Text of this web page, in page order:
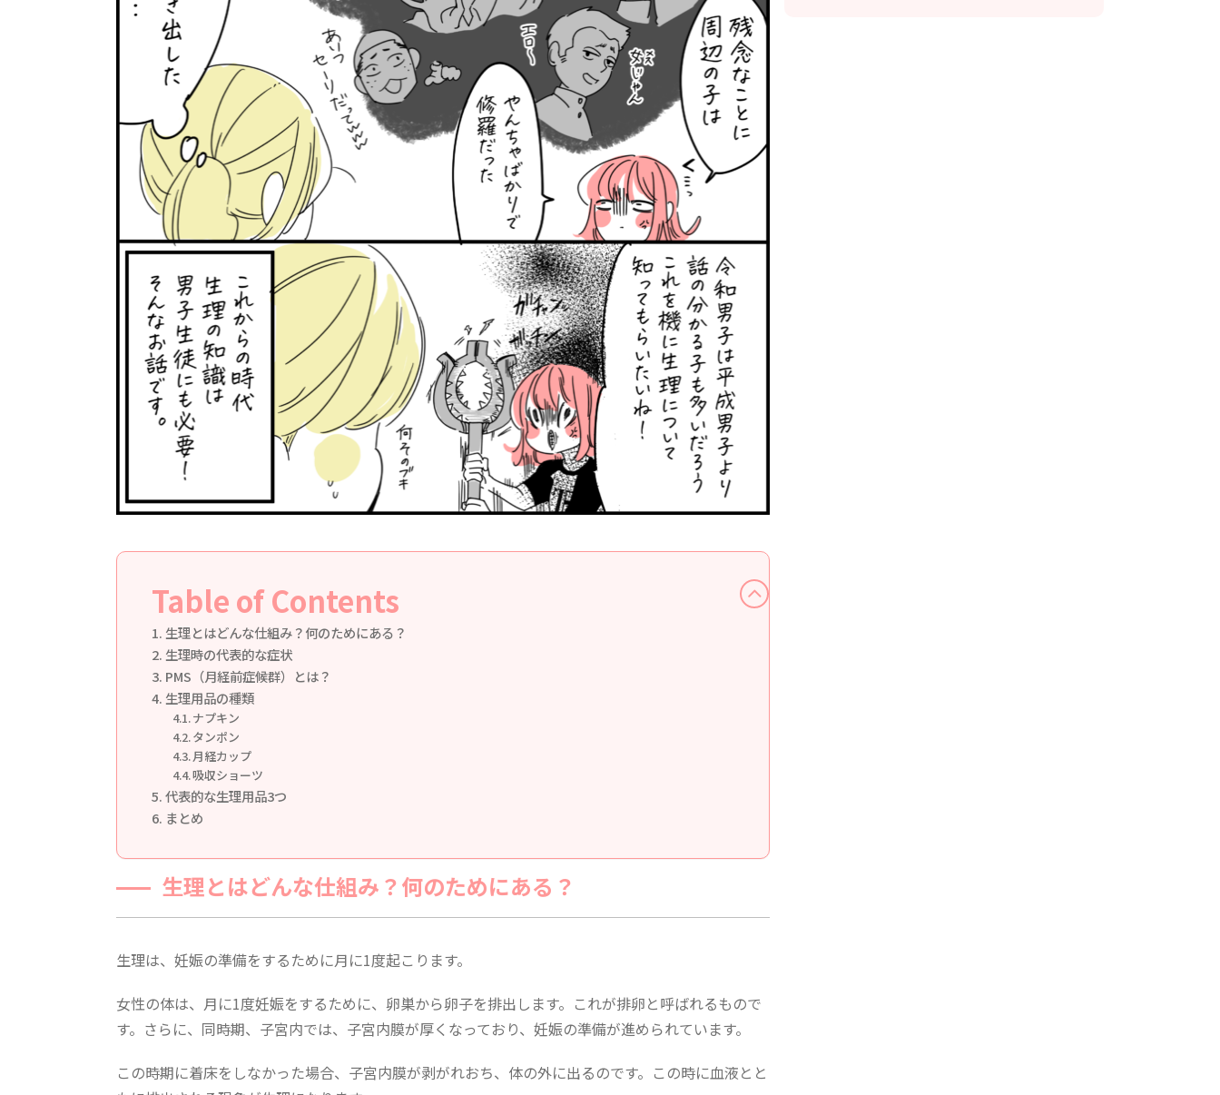
Table of Contents
生理とはどんな仕組み？何のためにある？
生理時の代表的な症状
PMS（月経前症候群）とは？
生理用品の種類
ナプキン
タンポン
月経カップ
吸収ショーツ
代表的な生理用品3つ
まとめ
生理とはどんな仕組み？何のためにある？
生理は、妊娠の準備をするために月に1度起こります。
女性の体は、月に1度妊娠をするために、卵巣から卵子を排出します。これが排卵と呼ばれるもので
す。さらに、同時期、子宮内では、子宮内膜が厚くなっており、妊娠の準備が進められています。
この時期に着床をしなかった場合、子宮内膜が剥がれおち、体の外に出るのです。この時に血液とと